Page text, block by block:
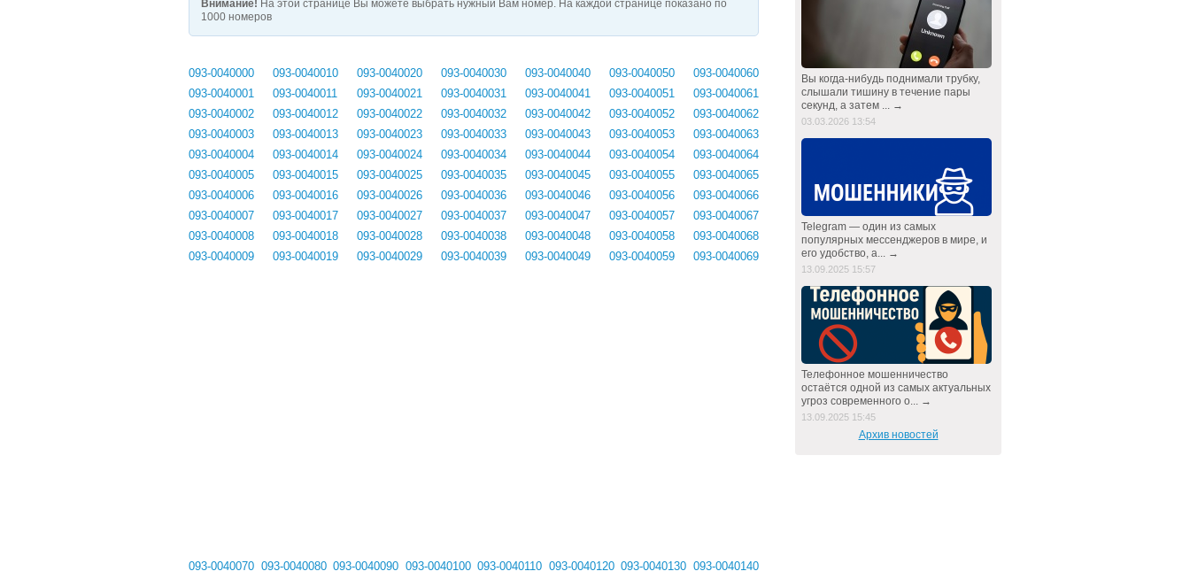
Внимание! На этой странице Вы можете выбрать нужный Вам номер. На каждой странице показано по
1000 номеров
093-0040000
093-0040001
093-0040002
093-0040003
093-0040004
093-0040005
093-0040006
093-0040007
093-0040008
093-0040009
093-0040010
093-0040011
093-0040012
093-0040013
093-0040014
093-0040015
093-0040016
093-0040017
093-0040018
093-0040019
093-0040020
093-0040021
093-0040022
093-0040023
093-0040024
093-0040025
093-0040026
093-0040027
093-0040028
093-0040029
093-0040030
093-0040031
093-0040032
093-0040033
093-0040034
093-0040035
093-0040036
093-0040037
093-0040038
093-0040039
093-0040040
093-0040041
093-0040042
093-0040043
093-0040044
093-0040045
093-0040046
093-0040047
093-0040048
093-0040049
093-0040050
093-0040051
093-0040052
093-0040053
093-0040054
093-0040055
093-0040056
093-0040057
093-0040058
093-0040059
093-0040060
093-0040061
093-0040062
093-0040063
093-0040064
093-0040065
093-0040066
093-0040067
093-0040068
093-0040069
093-0040070 093-0040080 093-0040090 093-0040100 093-0040110 093-0040120 093-0040130 093-0040140
Вы когда-нибудь поднимали трубку,
слышали тишину в течение пары
секунд, а затем ... →
03.03.2026 13:54
Telegram — один из самых
популярных мессенджеров в мире, и
его удобство, а... →
13.09.2025 15:57
Телефонное мошенничество
остаётся одной из самых актуальных
угроз современного о... →
13.09.2025 15:45
Архив новостей